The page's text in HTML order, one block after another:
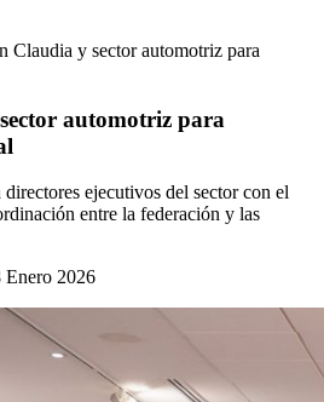
Claudia y sector automotriz para
automotriz para
ejecutivos del sector con el
entre la federación y las
Enero 2026